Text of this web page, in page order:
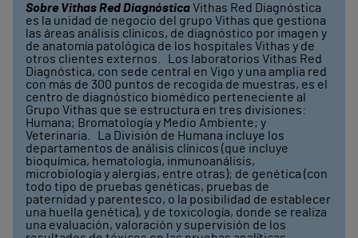
Sobre Vithas Red DiagnósticaVithas Red Diagnóstica
es la unidad de negocio del grupo Vithas que gestiona
las áreas análisis clínicos, de diagnóstico por imagen y
de anatomía patológica de los hospitales Vithas y de
otros clientes externos. Los laboratorios Vithas Red
Diagnóstica, con sede central en Vigo y una amplia red
con más de 300 puntos de recogida de muestras, es el
centro de diagnóstico biomédico perteneciente al
Grupo Vithas que se estructura en tres divisiones:
Humana; Bromatología y Medio Ambiente; y
Veterinaria. La División de Humana incluye los
departamentos de análisis clínicos (que incluye
bioquímica, hematología, inmunoanálisis,
microbiología y alergias, entre otras); de genética (con
todo tipo de pruebas genéticas, pruebas de
paternidad y parentesco, o la posibilidad de establecer
una huella genética), y de toxicología, donde se realiza
una evaluación, valoración y supervisión de los